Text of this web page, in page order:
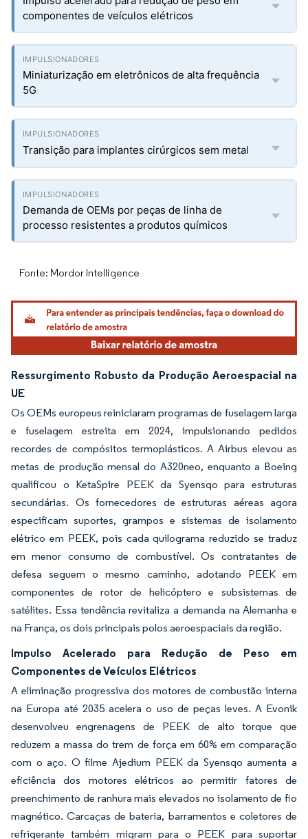
componentes de veículos elétricos
Miniaturização em eletrônicos de alta frequência
5G
Transição para implantes cirúrgicos sem metal
Demanda de OEMs por peças de linha de
processo resistentes a produtos químicos
Fonte: Mordor Intelligence
Ressurgimento Robusto da Produção Aeroespacial na
UE
Os OEMs europeus reiniciaram programas de fuselagem larga
e fuselagem estreita em 2024, impulsionando pedidos
recordes de compósitos termoplásticos. A Airbus elevou as
metas de produção mensal do A320neo, enquanto a Boeing
qualificou o KetaSpire PEEK da Syensqo para estruturas
secundárias. Os fornecedores de estruturas aéreas agora
especificam suportes, grampos e sistemas de isolamento
elétrico em PEEK, pois cada quilograma reduzido se traduz
em menor consumo de combustível. Os contratantes de
defesa seguem o mesmo caminho, adotando PEEK em
componentes de rotor de helicóptero e subsistemas de
satélites. Essa tendência revitaliza a demanda na Alemanha e
na França, os dois principais polos aeroespaciais da região.
Impulso Acelerado para Redução de Peso em
Componentes de Veículos Elétricos
A eliminação progressiva dos motores de combustão interna
na Europa até 2035 acelera o uso de peças leves. A Evonik
desenvolveu engrenagens de PEEK de alto torque que
reduzem a massa do trem de força em 60% em comparação
com o aço. O filme Ajedium PEEK da Syensqo aumenta a
eficiência dos motores elétricos ao permitir fatores de
preenchimento de ranhura mais elevados no isolamento de fio
magnético. Carcaças de bateria, barramentos e coletores de
refrigerante também migram para o PEEK para suportar